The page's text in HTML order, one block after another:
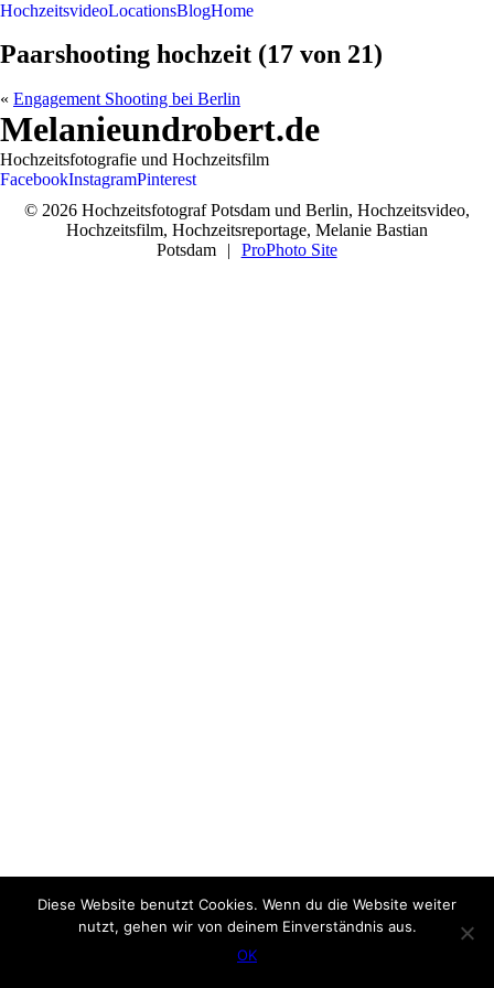
HochzeitsvideoLocationsBlogHome
Paarshooting hochzeit (17 von 21)
« Engagement Shooting bei Berlin
Melanieundrobert.de
Hochzeitsfotografie und Hochzeitsfilm
FacebookInstagramPinterest
© 2026 Hochzeitsfotograf Potsdam und Berlin, Hochzeitsvideo,
Hochzeitsfilm, Hochzeitsreportage, Melanie Bastian
Potsdam
| ProPhoto Site
Diese Website benutzt Cookies. Wenn du die Website weiter
nutzt, gehen wir von deinem Einverständnis aus.
OK